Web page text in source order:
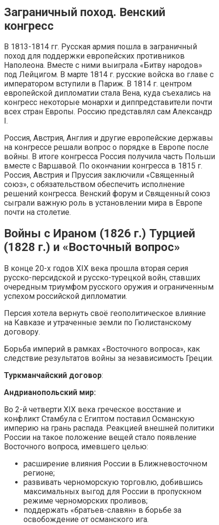
Заграничный поход. Венский
конгресс
В 1813-1814 гг. Русская армия пошла в заграничный
поход для поддержки европейских противников
Наполеона. Вместе с ними выиграла «Битву народов»
под Лейцигом. В марте 1814 г. русские войска во главе с
императором вступили в Париж. В 1814 г. центром
европейской дипломатии стала Вена, куда съехались на
конгресс некоторые монархи и диппредставители почти
всех стран Европы. Россию представлял сам Александр
I.
Россия, Австрия, Англия и другие европейские державы
на конгрессе решали вопрос о порядке в Европе после
войны. В итоге конгресса Россия получила часть Польши
вместе с Варшавой. По окончании конгресса в 1815 г.
Россия, Австрия и Пруссия заключили «Священный
союз», с обязательством обеспечить исполнение
решений конгресса. Венский форум и Священный союз
сыграли важную роль в установлении мира в Европе
почти на столетие.
Войны с Ираном (1826 г.) Турцией
(1828 г.) и «Восточный вопрос»
В конце 20-х годов XIX века прошла вторая серия
русско-персидской и русско-турецкой войн, ставших
очередным триумфом русского оружия и ограниченным
успехом российской дипломатии.
Персия хотела вернуть своё геополитическое влияние
на Кавказе и утраченные земли по Гюлистанскому
договору.
Борьба империй в рамках «Восточного вопроса», как
следствие результатов войны за независимость Греции.
Туркманчайский договор:
Андрианопольский мир:
Во 2-й четверти XIX века греческое восстание и
конфликт Стамбула с Египтом поставил Османскую
империю на грань распада. Реакцией внешней политики
России на такое положение вещей стало появление
Восточного вопроса, имевшего целью:
расширение влияния России в Ближневосточном
регионе;
развивать черноморскую торговлю, добившись
максимальных выгод для России в пропускном
режиме черноморских проливов;
поддержать «братьев-славян» в борьбе за
освобождение от османского ига.